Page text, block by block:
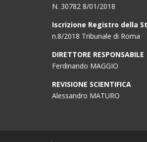
N. 30782 8/01/2018
Iscrizione Registro della
n.8/2018 Tribunale di Roma
DIRETTORE RESPONSABILE
Ferdinando MAGGIO
REVISIONE SCIENTIFICA
Alessandro MATURO